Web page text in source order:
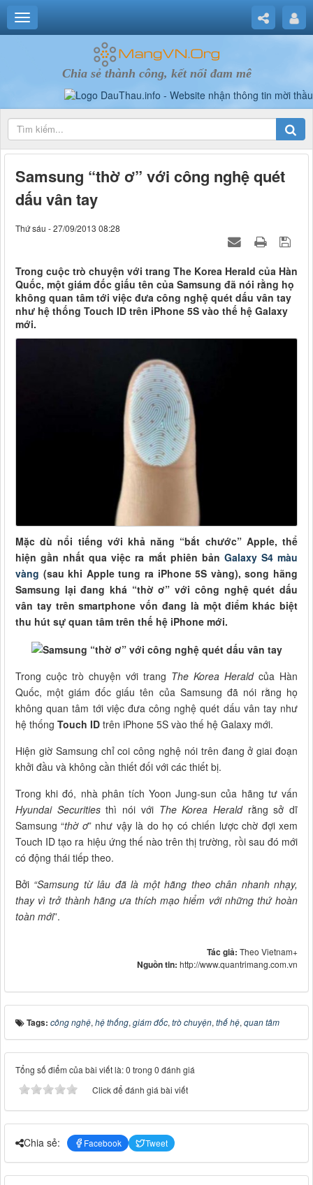
Chia sẻ thành công, kết nối đam mê
Samsung “thờ ơ” với công nghệ quét
dấu vân tay
Thứ sáu - 27/09/2013 08:28
Trong cuộc trò chuyện với trang The Korea Herald của Hàn
Quốc, một giám đốc giấu tên của Samsung đã nói rằng họ
không quan tâm tới việc đưa công nghệ quét dấu vân tay
như hệ thống Touch ID trên iPhone 5S vào thế hệ Galaxy
mới.
Mặc dù nổi tiếng với khả năng “bắt chước” Apple, thể
hiện gần nhất qua việc ra mắt phiên bản Galaxy S4 màu
vàng (sau khi Apple tung ra iPhone 5S vàng), song hãng
Samsung lại đang khá “thờ ơ” với công nghệ quét dấu
vân tay trên smartphone vốn đang là một điểm khác biệt
thu hút sự quan tâm trên thế hệ iPhone mới.
Trong cuộc trò chuyện với trang The Korea Heraldcủa Hàn
Quốc, một giám đốc giấu tên của Samsung đã nói rằng họ
không quan tâm tới việc đưa công nghệ quét dấu vân tay như
hệ thống Touch ID trên iPhone 5S vào thế hệ Galaxy mới.
Hiện giờ Samsung chỉ coi công nghệ nói trên đang ở giai đoạn
khởi đầu và không cần thiết đối với các thiết bị.
Trong khi đó, nhà phân tích Yoon Jung-sun của hãng tư vấn
Hyundai Securitiesthì nói với The Korea Heraldrằng sở dĩ
Samsung “thờ ơ” như vậy là do họ có chiến lược chờ đợi xem
Touch ID tạo ra hiệu ứng thế nào trên thị trường, rồi sau đó mới
có động thái tiếp theo.
Bởi “Samsung từ lâu đã là một hãng theo chân nhanh nhạy,
thay vì trở thành hãng ưa thích mạo hiểm với những thứ hoàn
toàn mới”.
Tác giả: Theo Vietnam+
Nguồn tin: http://www.quantrimang.com.vn
Tags: công nghệ, hệ thống, giám đốc, trò chuyện, thế hệ, quan tâm
Tổng số điểm của bài viết là: 0 trong 0 đánh giá
Click để đánh giá bài viết
Chia sẻ: Facebook Tweet